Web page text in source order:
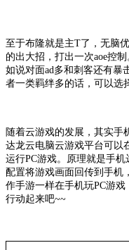
至于布隆就是主T了，无脑
的出大招，打出一次aoe控
如说对面ad多和刺客还有暴
者一类羁绊多的话，可以选
随着云游戏的发展，其实手
达龙云电脑云游戏平台可以
运行PC游戏。原理就是手
配置将游戏画面回传到手机
作手游一样在手机玩PC游
行动起来吧~~